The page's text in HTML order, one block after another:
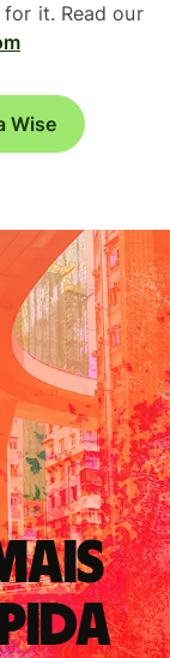
it. Read our
Wise